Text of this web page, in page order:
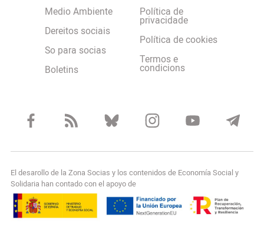
Medio Ambiente
Dereitos sociais
So para socias
Boletins
Política de
privacidade
Política de cookies
Termos e
condicions
El desarollo de la Zona Socias y los contenidos de Economía Social y
Solidaria han contado con el apoyo de